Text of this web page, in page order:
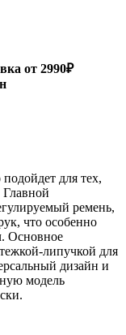
от 2990₽
для тех,
Главной
ремень,
что особенно
Основное
липучкой для
дизайн и
модель